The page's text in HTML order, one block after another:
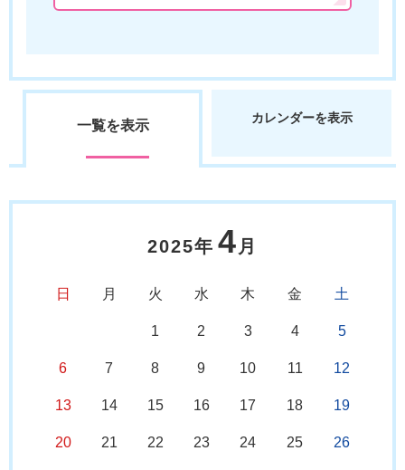
一覧を表示 カレンダーを表示
2025年 4 月
日 月 火 水 木 金 土
1 2 3 4 5
6 7 8 9 10 11 12
13 14 15 16 17 18 19
20 21 22 23 24 25 26